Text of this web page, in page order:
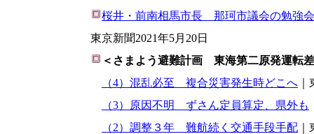
桜井・前南相馬市長 那珂市議会の勉強
東京新聞2021年5月20日
＜さまよう避難計画 東海第二原発運転
（4）混乱必至 複合災害発生時どこへ
（3）原因不明 ずさん定員算定、県外も
（2）調整３年 難航続く交通手段手配